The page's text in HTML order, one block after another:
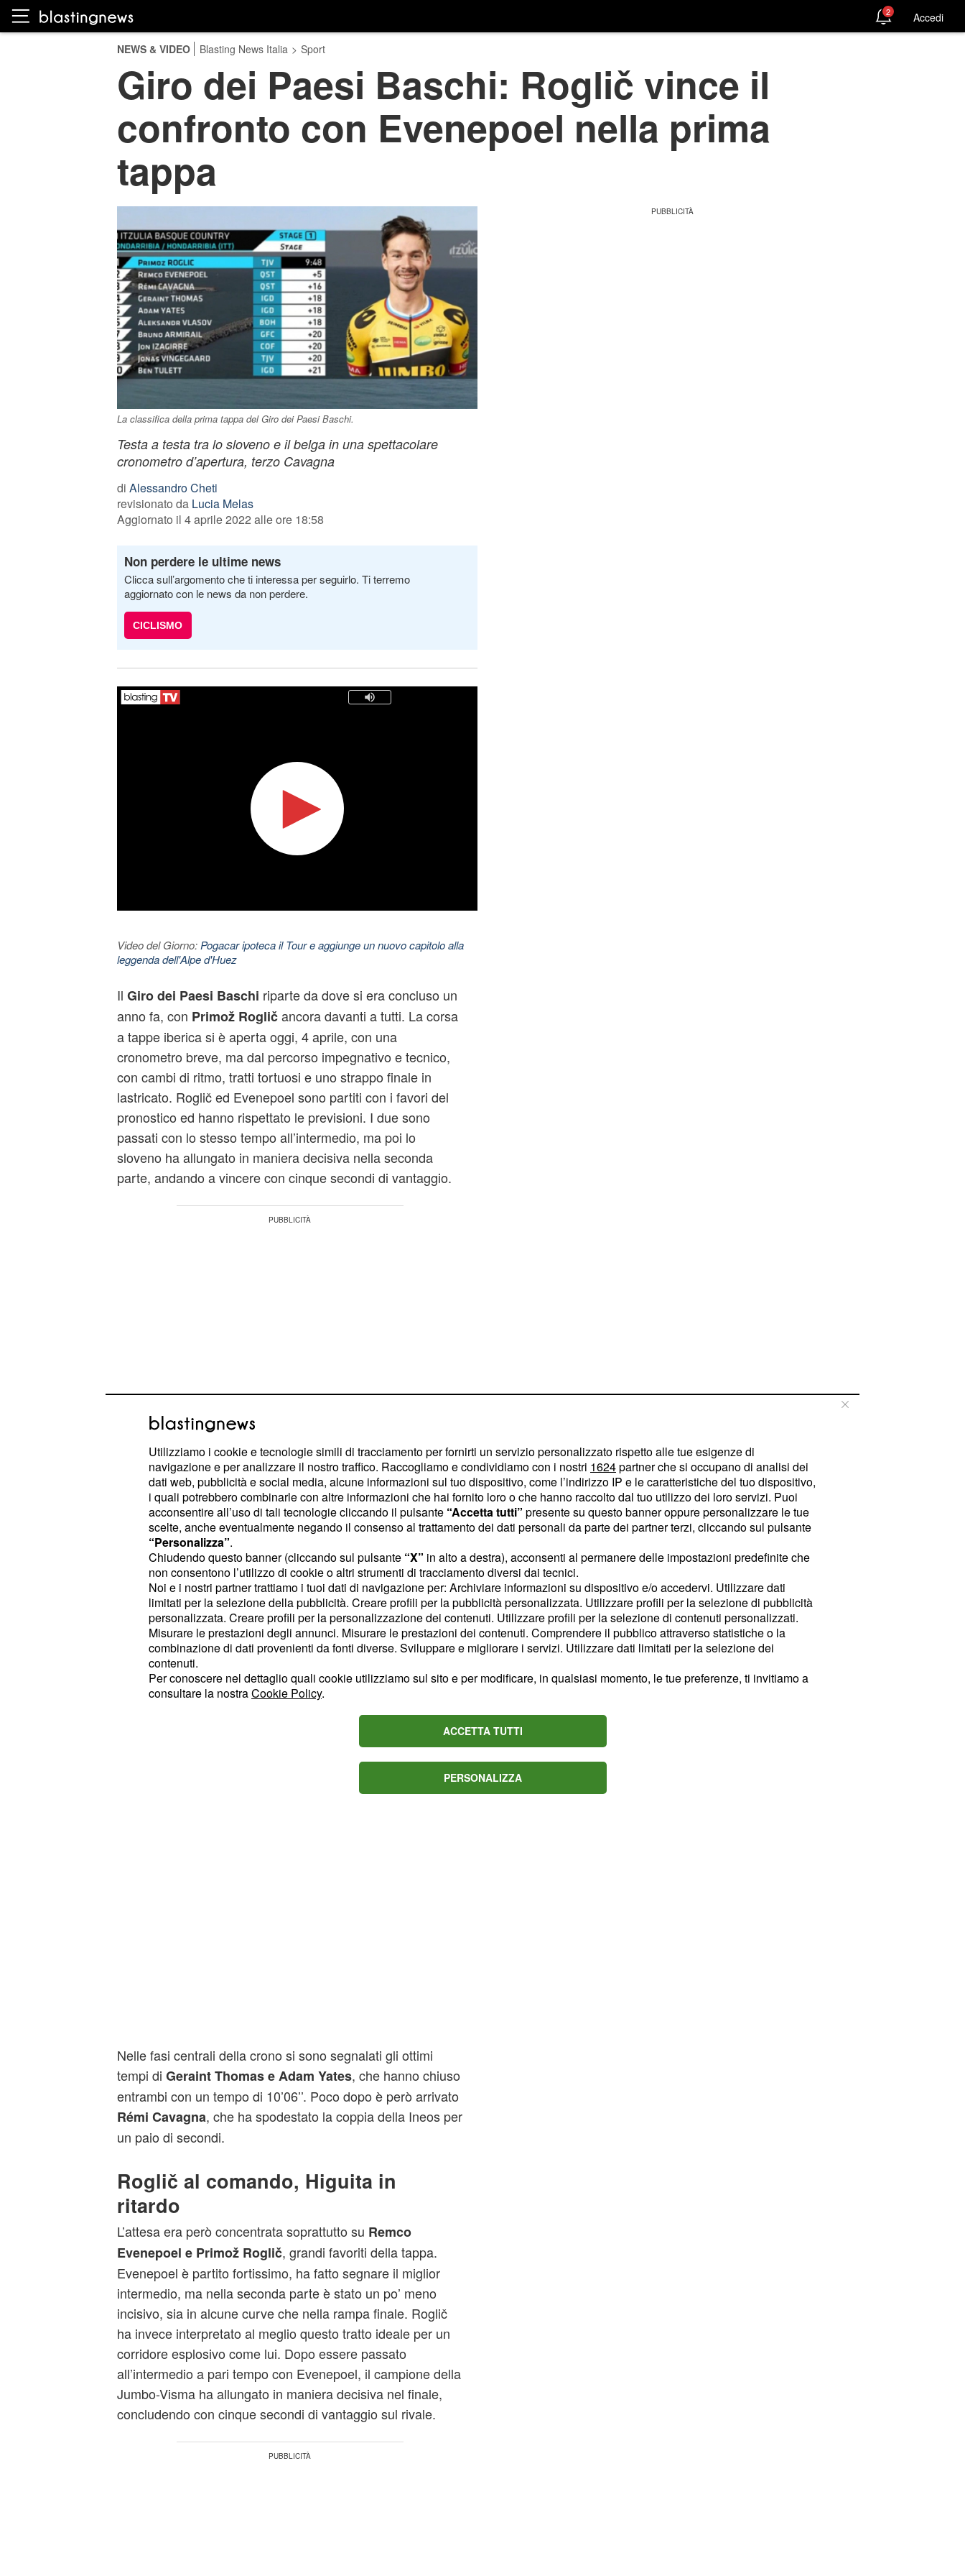
2 Accedi
NEWS & VIDEO Blasting News Italia > Sport
Giro dei Paesi Baschi: Roglič vince il
confronto con Evenepoel nella prima
tappa
La classifica della prima tappa del Giro dei Paesi Baschi.
Testa a testa tra lo sloveno e il belga in una spettacolare
cronometro d’apertura, terzo Cavagna
di Alessandro Cheti
revisionato da Lucia Melas
Aggiornato il 4 aprile 2022 alle ore 18:58
Non perdere le ultime news
Clicca sull’argomento che ti interessa per seguirlo. Ti terremo
aggiornato con le news da non perdere.
CICLISMO
Video del Giorno: Pogacar ipoteca il Tour e aggiunge un nuovo capitolo alla
leggenda dell'Alpe d'Huez
Il Giro dei Paesi Baschi riparte da dove si era concluso un
anno fa, con Primož Rogličancora davanti a tutti. La corsa
a tappe iberica si è aperta oggi, 4 aprile, con una
cronometro breve, ma dal percorso impegnativo e tecnico,
con cambi di ritmo, tratti tortuosi e uno strappo finale in
lastricato. Roglič ed Evenepoel sono partiti con i favori del
pronostico ed hanno rispettato le previsioni. I due sono
passati con lo stesso tempo all’intermedio, ma poi lo
sloveno ha allungato in maniera decisiva nella seconda
parte, andando a vincere con cinque secondi di vantaggio.
Paesi Baschi, via a cronometro
Mentre al nord continua la campagna di classiche, il
ciclismoprofessionistico ha aperto un altro fronte del
calendario World Tour, ilGiro dei Paesi Baschi. La corsa è
iniziata oggi e continuerà fino a sabato 9 aprile, con i
consueti percorsi caratterizzati da salite non lunghe, ma
molto impegnative. Al via si sono presentati tanti big, dal
campione in carica Primož Roglič all’iridato Julian
Alaphilippe, passando per Evenepoel, Higuita e Adam
Yates.
La prima giornata ha proposto una cronometro di sette
alcuni tratti stretti e tortuosi, con il finale nel centro storico
Nelle fasi centrali della crono si sono segnalati gli ottimi
tempi di Geraint Thomas e Adam Yates, che hanno chiuso
entrambi con un tempo di 10’06’’. Poco dopo è però arrivato
Rémi Cavagna, che ha spodestato la coppia della Ineos per
un paio di secondi.
Roglič al comando, Higuita in
ritardo
L’attesa era però concentrata soprattutto su Remco
Evenepoel e Primož Roglič, grandi favoriti della tappa.
Evenepoel è partito fortissimo, ha fatto segnare il miglior
intermedio, ma nella seconda parte è stato un po’ meno
incisivo, sia in alcune curve che nella rampa finale. Roglič
ha invece interpretato al meglio questo tratto ideale per un
corridore esplosivo come lui. Dopo essere passato
all’intermedio a pari tempo con Evenepoel, il campione della
Jumbo-Visma ha allungato in maniera decisiva nel finale,
concludendo con cinque secondi di vantaggio sul rivale.
Utilizziamo i cookie e tecnologie simili di tracciamento per fornirti un servizio personalizzato rispetto alle tue esigenze di
navigazione e per analizzare il nostro traffico. Raccogliamo e condividiamo con i nostri 1624partner che si occupano di analisi dei
dati web, pubblicità e social media, alcune informazioni sul tuo dispositivo, come l’indirizzo IP e le caratteristiche del tuo dispositivo,
i quali potrebbero combinarle con altre informazioni che hai fornito loro o che hanno raccolto dal tuo utilizzo dei loro servizi. Puoi
acconsentire all’uso di tali tecnologie cliccando il pulsante “Accetta tutti” presente su questo banner oppure personalizzare le tue
scelte, anche eventualmente negando il consenso al trattamento dei dati personali da parte dei partner terzi, cliccando sul pulsante
“Personalizza”.
Chiudendo questo banner (cliccando sul pulsante “X” in alto a destra), acconsenti al permanere delle impostazioni predefinite che
non consentono l’utilizzo di cookie o altri strumenti di tracciamento diversi dai tecnici.
Noi e i nostri partner trattiamo i tuoi dati di navigazione per: Archiviare informazioni su dispositivo e/o accedervi. Utilizzare dati
limitati per la selezione della pubblicità. Creare profili per la pubblicità personalizzata. Utilizzare profili per la selezione di pubblicità
personalizzata. Creare profili per la personalizzazione dei contenuti. Utilizzare profili per la selezione di contenuti personalizzati.
Misurare le prestazioni degli annunci. Misurare le prestazioni dei contenuti. Comprendere il pubblico attraverso statistiche o la
combinazione di dati provenienti da fonti diverse. Sviluppare e migliorare i servizi. Utilizzare dati limitati per la selezione dei
contenuti.
Per conoscere nel dettaglio quali cookie utilizziamo sul sito e per modificare, in qualsiasi momento, le tue preferenze, ti invitiamo a
consultare la nostraCookie Policy.
ACCETTA TUTTI
PERSONALIZZA